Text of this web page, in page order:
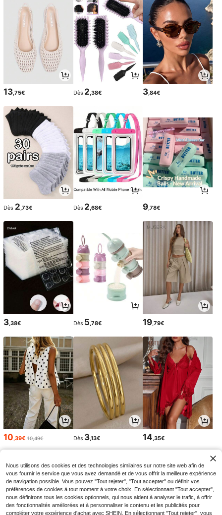
13,75€ Dès 2,38€ 3,84€
Dès 2,73€ Dès 2,68€ 9,78€
3 ,38€ Dès 5 ,78€ 19 ,79€
10 ,39€ 10,49€ Dès 3,13€ 14 ,35€
Nous utilisons des cookies et des technologies similaires sur notre site web afin de
vous fournir le service que vous avez demandé et de vous offrir la meilleure expérience
de navigation possible. Vous pouvez "Tout rejeter", "Tout accepter" ou définir vos
préférences de cookies à tout moment à votre choix. En sélectionnant "Tout accepter",
nous définirons tous les cookies optionnels, qui nous aident à analyser le trafic, à offrir
des fonctionnalités améliorées et à personnaliser le contenu et les publicités pour
compléter votre expérience d'achat avec SHEIN. En sélectionnant "Tout rejeter", vous